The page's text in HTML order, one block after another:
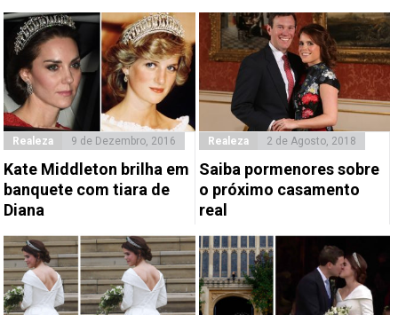
Realeza 9 de Dezembro, 2016
Kate Middleton brilha em
banquete com tiara de
Diana
Realeza 2 de Agosto, 2018
Saiba pormenores sobre
o próximo casamento
real